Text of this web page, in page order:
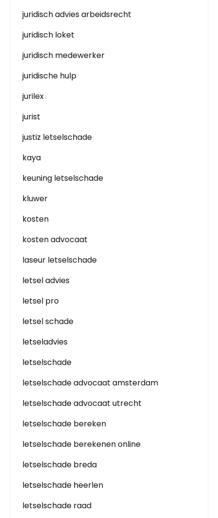
juridisch advies arbeidsrecht
juridisch loket
juridisch medewerker
juridische hulp
jurilex
jurist
justiz letselschade
kaya
keuning letselschade
kluwer
kosten
kosten advocaat
laseur letselschade
letsel advies
letsel pro
letsel schade
letseladvies
letselschade
letselschade advocaat amsterdam
letselschade advocaat utrecht
letselschade bereken
letselschade berekenen online
letselschade breda
letselschade heerlen
letselschade raad